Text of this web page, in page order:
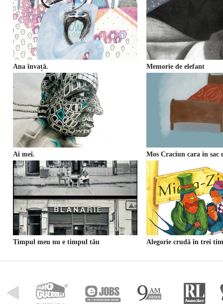
Ana învață. Memorie de elefant
Ai mei. Mos Craciun cara in sac
Timpul meu nu e timpul tău Alegorie crudă în trei